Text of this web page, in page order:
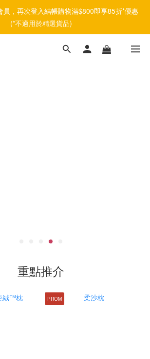
員，再次登入結帳購物滿$800即享85折*優惠
(*不適用於精選貨品)
重點推介
PROM